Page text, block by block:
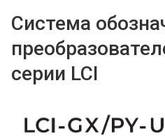
Система
серии LCI